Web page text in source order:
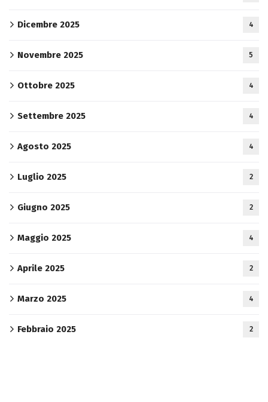
Dicembre 2025 4
Novembre 2025 5
Ottobre 2025 4
Settembre 2025 4
Agosto 2025 4
Luglio 2025 2
Giugno 2025 2
Maggio 2025 4
Aprile 2025 2
Marzo 2025 4
Febbraio 2025 2